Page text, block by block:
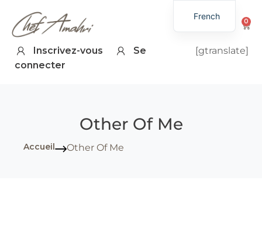
0
Inscrivez-vous
Se
connecter
[gtranslate]
Other Of Me
Accueil Other Of Me
French